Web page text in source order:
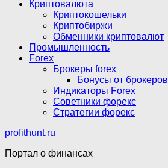
Криптовалюта
Криптокошельки
Криптобиржи
Обменники криптовалют
Промышленность
Forex
Брокеры forex
Бонусы от брокеров
Индикаторы Forex
Советники форекс
Стратегии форекс
profithunt.ru
Портал о финансах